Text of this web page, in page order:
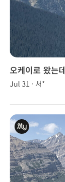
오케이로 왔는
Jul 31 · 서*